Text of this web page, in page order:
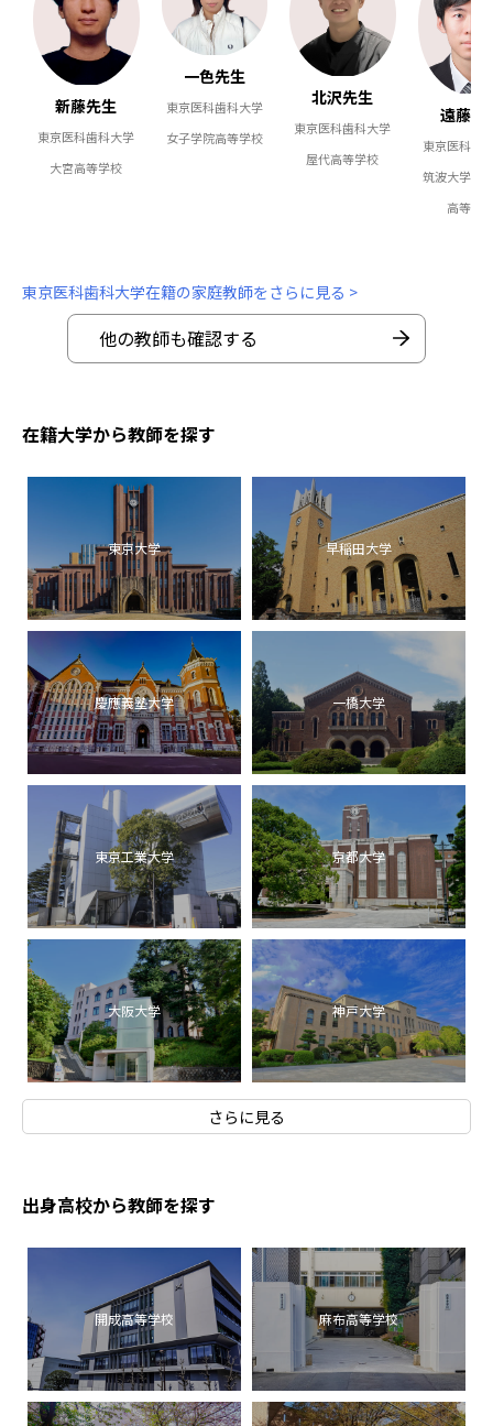
新藤先生
東京医科歯科大学
大宮高等学校
一色先生
東京医科歯科大学
女子学院高等学校
北沢先生
東京医科歯科大学
屋代高等学校
遠藤先
東京医科歯
筑波大学附
高等学
東京医科歯科大学在籍の家庭教師をさらに見る >
他の教師も確認する
在籍大学から教師を探す
東京大学 早稲田大学
慶應義塾大学 一橋大学
東京工業大学 京都大学
大阪大学 神戸大学
さらに見る
出身高校から教師を探す
開成高等学校 麻布高等学校